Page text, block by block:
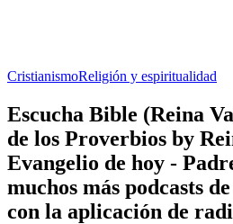
CristianismoReligión y espiritualidad
Escucha Bible (Reina
de los Proverbios by
Evangelio de hoy -
muchos más podcasts
con la aplicación de